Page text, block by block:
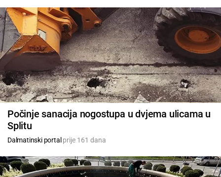
Počinje sanacija nogostupa u dvjema ulicama u
Splitu
Dalmatinski portal prije 161 dana